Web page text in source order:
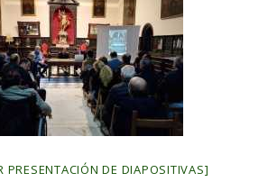
PRESENTACIÓN DE DIAPOSITIVAS]